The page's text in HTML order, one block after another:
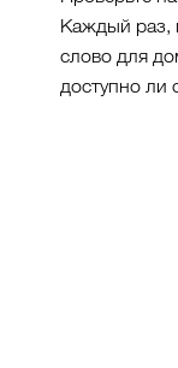
Каждый раз,
слово для
доступно ли